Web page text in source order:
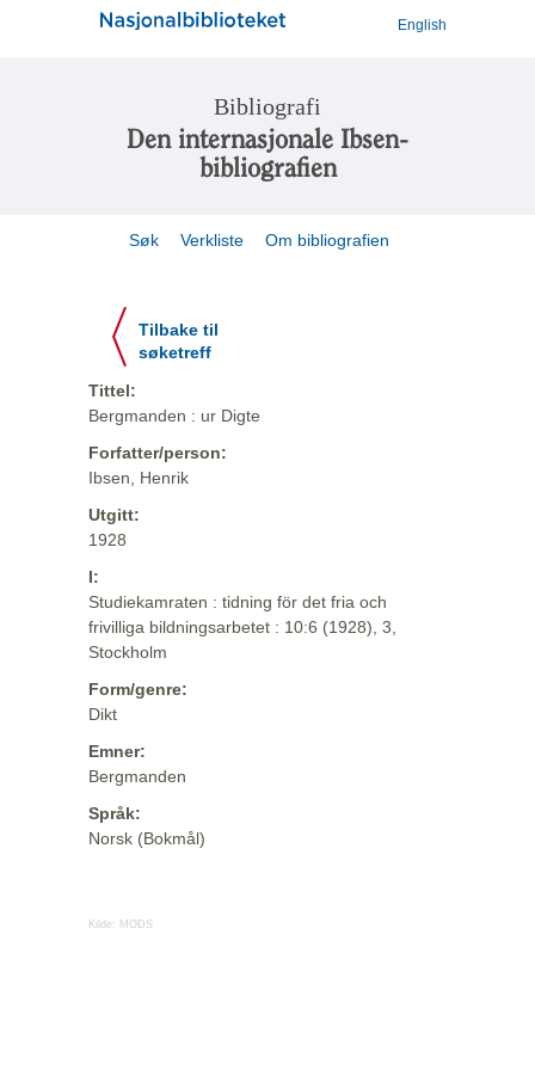
English
Bibliografi
Den internasjonale Ibsen-
bibliografien
Søk Verkliste Om bibliografien
Tilbake til
søketreff
Tittel:
Bergmanden : ur Digte
Forfatter/person:
Ibsen, Henrik
Utgitt:
1928
I:
Studiekamraten : tidning för det fria och
frivilliga bildningsarbetet : 10:6 (1928), 3,
Stockholm
Form/genre:
Dikt
Emner:
Bergmanden
Språk:
Norsk (Bokmål)
Kilde: MODS